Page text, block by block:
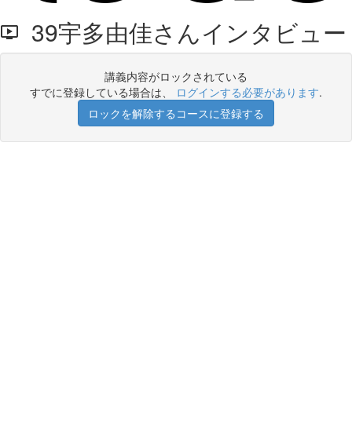
39宇多由佳さんインタビュー
講義内容がロックされている
すでに登録している場合は、 ログインする必要があります.
ロックを解除するコースに登録する